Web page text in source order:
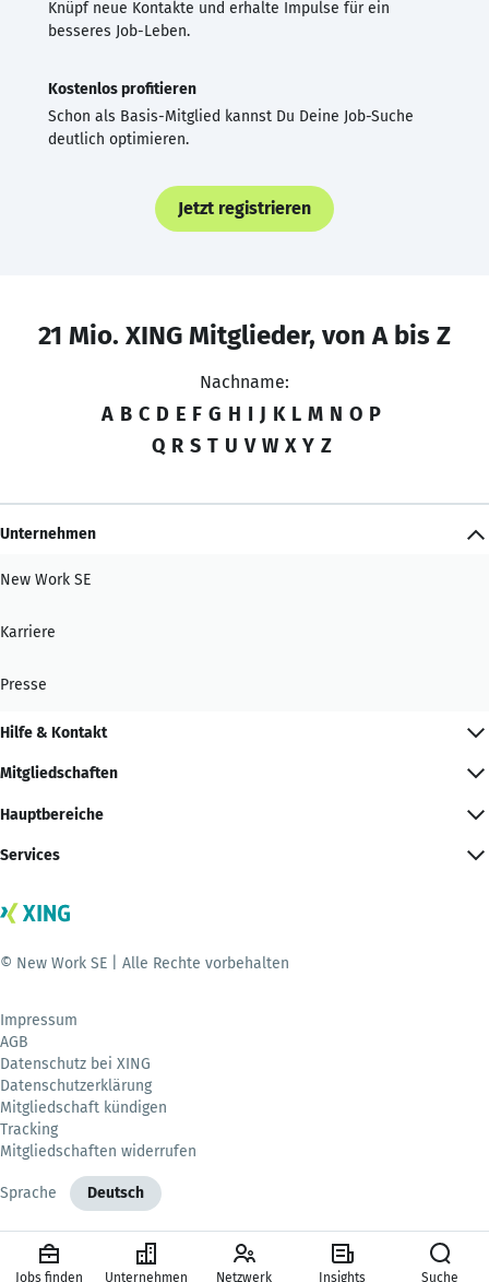
Knüpf neue Kontakte und erhalte Impulse für ein
besseres Job-Leben.
Kostenlos profitieren
Schon als Basis-Mitglied kannst Du Deine Job-Suche
deutlich optimieren.
Jetzt registrieren
21 Mio. XING Mitglieder, von A bis Z
Nachname:
A B C D E F G H I J K L M N O P
Q R S T U V W X Y Z
Unternehmen
New Work SE
Karriere
Presse
Hilfe & Kontakt
Mitgliedschaften
Hauptbereiche
Services
© New Work SE | Alle Rechte vorbehalten
Impressum
AGB
Datenschutz bei XING
Datenschutzerklärung
Mitgliedschaft kündigen
Tracking
Mitgliedschaften widerrufen
Sprache Deutsch
Jobs finden Unternehmen Netzwerk Insights Suche